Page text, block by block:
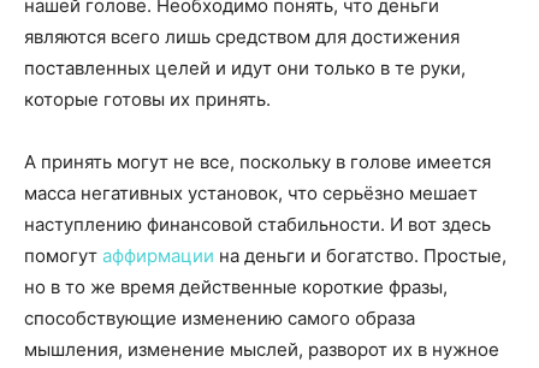
работать, пока сам человек не поверит в то, что
говорит. Существует два главных препятствия
сознание и подсознание. Именно они должны принять
и одобрить программу изменений. Первым
Потому человек должен осознанно поверить в
произносимую аффирмацию, после чего
подсознательно информация будет ложиться легче.
Чтобы был результат, рекомендуется повторять не
меньше 100-150 раз в день аффирмацию. Делать это на
протяжении от недели до трёх недель.